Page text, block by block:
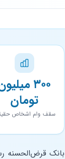
۳۰۰
تومان
سقف وام اشخاص
بانک قرض‌الحسنه